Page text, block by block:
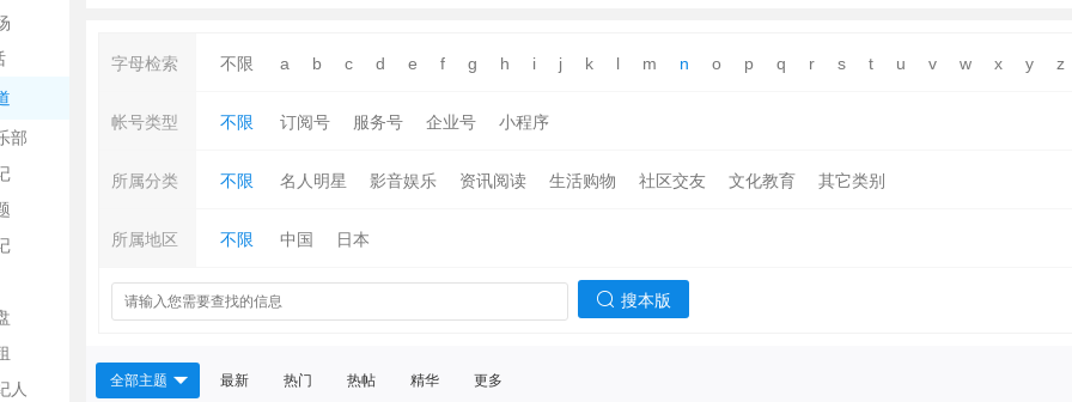
部
人
字母检索 不限 a b c d e f g h i j k l m n o p q r s t u v w x y z
帐号类型 不限 订阅号 服务号 企业号 小程序
所属分类 不限 名人明星 影音娱乐 资讯阅读 生活购物 社区交友 文化教育 其它类别
所属地区 不限 中国 日本
搜本版
全部主题 最新 热门 热帖 精华 更多